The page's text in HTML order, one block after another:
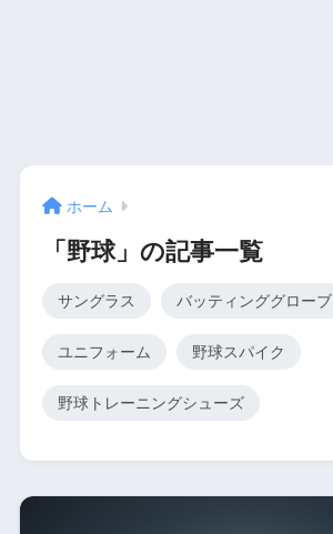
ホーム
「野球」の記事一覧
サングラス バッティンググローブ
ユニフォーム 野球スパイク
野球トレーニングシューズ